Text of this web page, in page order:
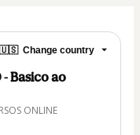
🇺🇸 Change country
Basico ao
ONLINE